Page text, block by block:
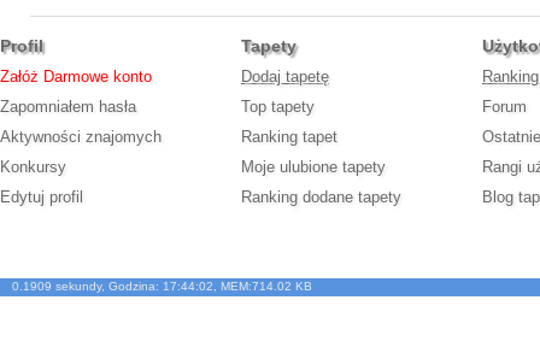
Profil
Załóż Darmowe konto
Zapomniałem hasła
Aktywności znajomych
Konkursy
Edytuj profil
Tapety
Dodaj tapetę
Top tapety
Ranking tapet
Moje ulubione tapety
Ranking dodane tapety
Forum
Rangi
Blog
0.1909 sekundy, Godzina: 17:44:02, MEM:714.02 KB